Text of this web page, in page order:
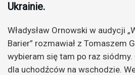
Ukrainie.
Władysław Ornowski w audycji
Barier” rozmawiał z Tomaszem
wybieram się tam po raz
dla uchodźców na wschodzie.